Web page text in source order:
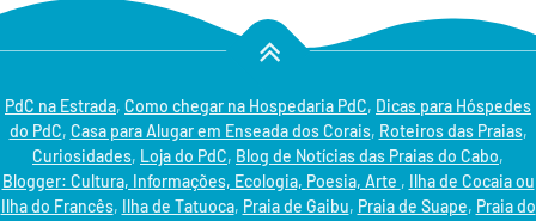
PdC na Estrada, Como chegar na Hospedaria PdC, Dicas para Hóspedes
do PdC, Casa para Alugar em Enseada dos Corais, Roteiros das Praias,
Curiosidades, Loja do PdC, Blog de Notícias das Praias do Cabo,
Blogger: Cultura, Informações, Ecologia, Poesia, Arte , Ilha de Cocaia ou
Ilha do Francês, Ilha de Tatuoca, Praia de Gaibu, Praia de Suape, Praia do